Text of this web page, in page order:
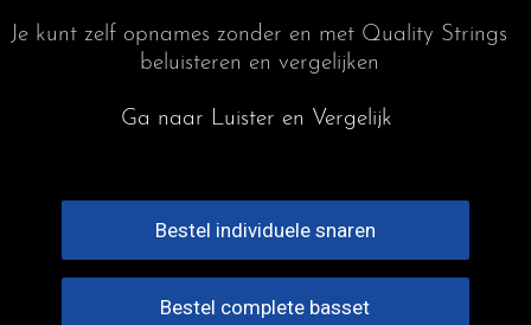
Je kunt zelf opnames zonder en met Quality Strings
beluisteren en vergelijken
Ga naar Luister en Vergelijk
Bestel individuele snaren
Bestel complete basset